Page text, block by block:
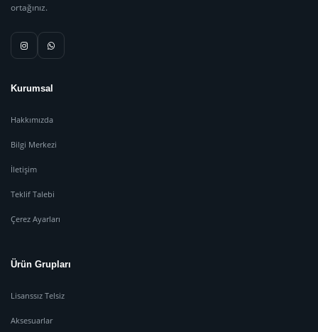
ortağınız.
Kurumsal
Hakkımızda
Bilgi Merkezi
İletişim
Teklif Talebi
Çerez Ayarları
Ürün Grupları
Lisanssız Telsiz
Aksesuarlar